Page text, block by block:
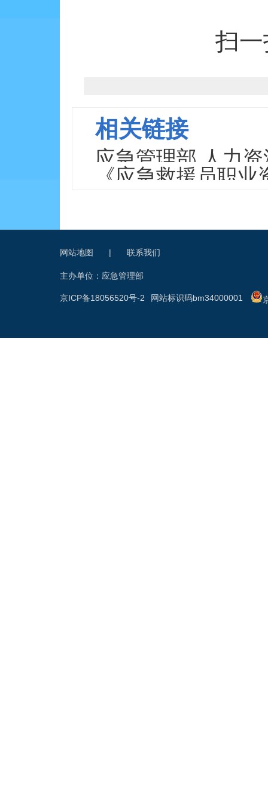
扫
相关链接
应急管理部 人力
资格管理办法（
《应急救援员职
网站地图 | 联系我们
主办单位：应急管理部
网站标识码bm34000001
京ICP备18056520号-2